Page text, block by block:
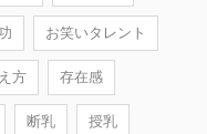
お笑いタレント
方 存在感
断乳 授乳